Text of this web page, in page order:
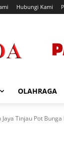
Hubungi Kami
OLAHRAGA
Jaya Tinjau Pot